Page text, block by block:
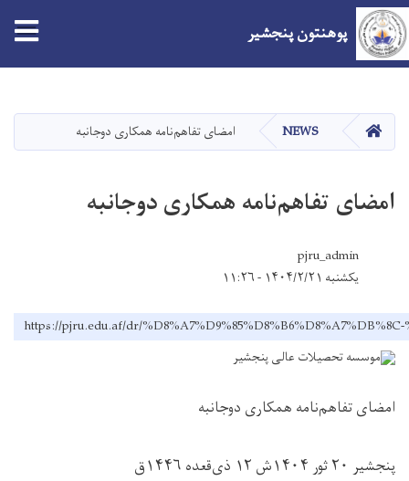
main
content
پوهنتون پنجشیر
صفحه اصلیNEWS امضای تفاهم‌نامه همکاری دوجانبه
امضای تفاهم‌نامه همکاری دوجانبه
pjru_admin
یکشنبه ۱۴۰۴/۲/۲۱ - ۱۱:۲۶
https://pjru.edu.af/dr/%D8%A7%D9%85%D8%B6%D8%A7%DB%8C-
امضای تفاهم‌نامه همکاری دوجانبه
پنجشیر ۲۰ ثور ۱۴۰۴ش ۱۲ ذی‌قعده ۱۴۴۶ق